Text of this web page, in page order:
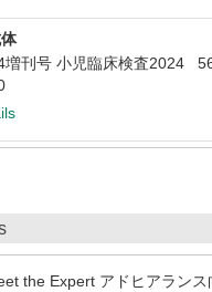
増刊号 小児臨床検査2024
the Expert アドヒアランス